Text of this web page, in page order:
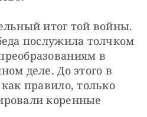
итог той войны.
послужила толчком
в
деле. До этого в
правило, только
коренные